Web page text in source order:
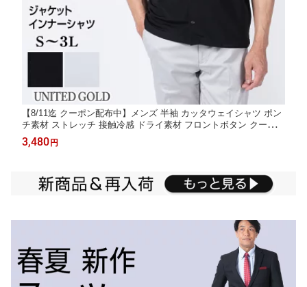
【8/11迄 クーポン配布中】メンズ 半袖 カッタウェイシャツ ポン
チ素材 ストレッチ 接触冷感 ドライ素材 フロントボタン クールビ
ズ オフィスカジュアル 黒 白 脱ワイシャツ シャツ見え
3,480円